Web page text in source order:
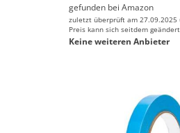
gefunden bei Amazon
zuletzt überprüft am 27.09.2025
Preis kann sich seitdem
Keine weiteren Anbieter